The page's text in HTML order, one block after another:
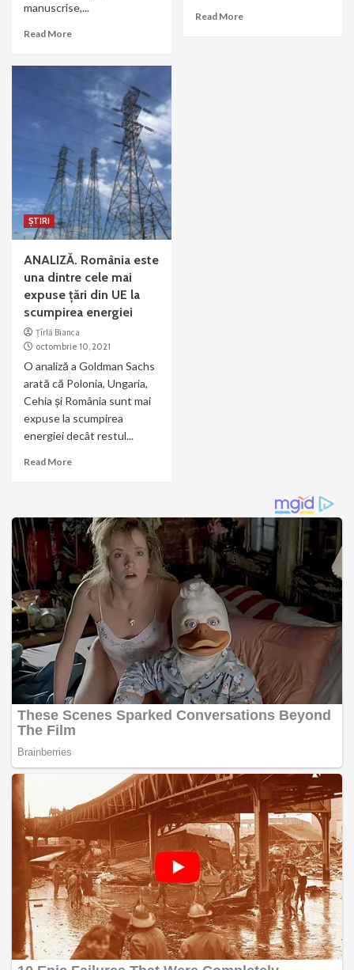
manuscrise,...
Read More
Read More
ȘTIRI
ANALIZĂ. România este
una dintre cele mai
expuse țări din UE la
scumpirea energiei
Țîrlă Bianca
octombrie 10, 2021
O analiză a Goldman Sachs
arată că Polonia, Ungaria,
Cehia şi România sunt mai
expuse la scumpirea
energiei decât restul...
Read More